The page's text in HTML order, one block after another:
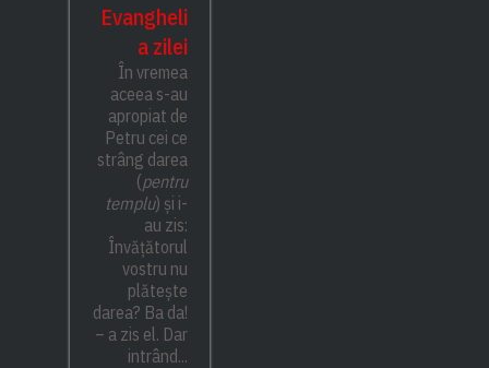
Evangheli
a zilei
În vremea
aceea s-au
apropiat de
Petru cei ce
strâng darea
(pentru
templu) și i-
au zis:
Învățătorul
vostru nu
plătește
darea? Ba da!
– a zis el. Dar
intrând...